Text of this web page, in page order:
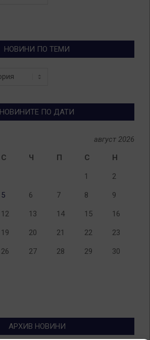
НОВИНИ ПО ТЕМИ
НОВИНИТЕ ПО ДАТИ
август 2026
С Ч П С Н
1 2
5 6 7 8 9
12 13 14 15 16
19 20 21 22 23
26 27 28 29 30
АРХИВ НОВИНИ